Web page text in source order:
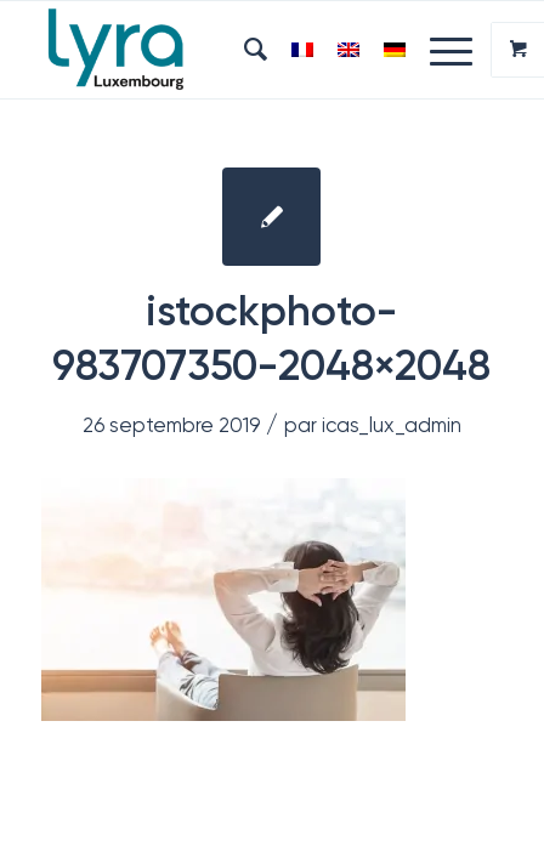
istockphoto-
983707350-2048×2048
26 septembre 2019 / par icas_lux_admin